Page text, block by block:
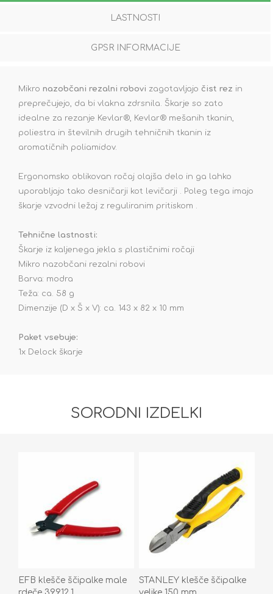
LASTNOSTI
GPSR INFORMACIJE
Mikro nazobčani rezalni robovi zagotavljajo čist rez in
preprečujejo, da bi vlakna zdrsnila. Škarje so zato
idealne za rezanje Kevlar®, Kevlar® mešanih tkanin,
poliestra in številnih drugih tehničnih tkanin iz
aromatičnih poliamidov.
Ergonomsko oblikovan ročaj olajša delo in ga lahko
uporabljajo tako desničarji kot levičarji . Poleg tega imajo
škarje vzvodni ležaj z reguliranim pritiskom .
Tehnične lastnosti:
Škarje iz kaljenega jekla s plastičnimi ročaji
Mikro nazobčani rezalni robovi
Barva: modra
Teža: ca. 58 g
Dimenzije (D x Š x V): ca. 143 x 82 x 10 mm
Paket vsebuje:
1x Delock škarje
SORODNI IZDELKI
EFB klešče ščipalke male
STANLEY klešče ščipalke